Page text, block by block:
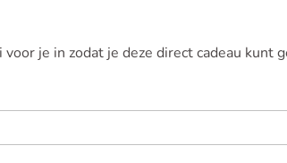
je in zodat je deze direct cadeau kunt